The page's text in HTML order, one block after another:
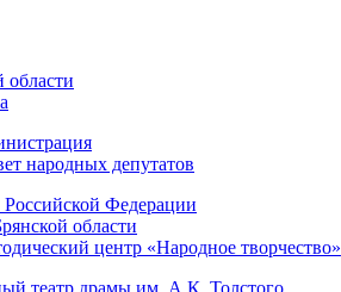
области
народных депутатов
Федерации
области
центр «Народное творчество»
театр драмы им. А.К. Толстого